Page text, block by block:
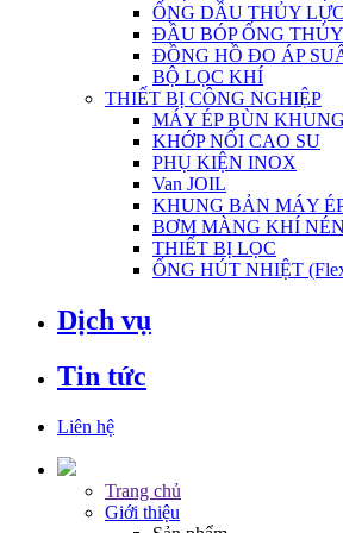
ỐNG DẦU THỦY LỰC
ĐẦU BÓP ỐNG
ĐỒNG HỒ ĐO ÁP
BỘ LỌC KHÍ
THIẾT BỊ CÔNG NGHIỆP
MÁY ÉP BÙN
KHỚP NỐI CAO SU
PHỤ KIỆN INOX
Van JOIL
KHUNG BẢN MÁY
BƠM MÀNG KHÍ
THIẾT BỊ LỌC
ỐNG HÚT NHIỆT
Dịch vụ
Tin tức
Liên hệ
Trang chủ
Giới thiệu